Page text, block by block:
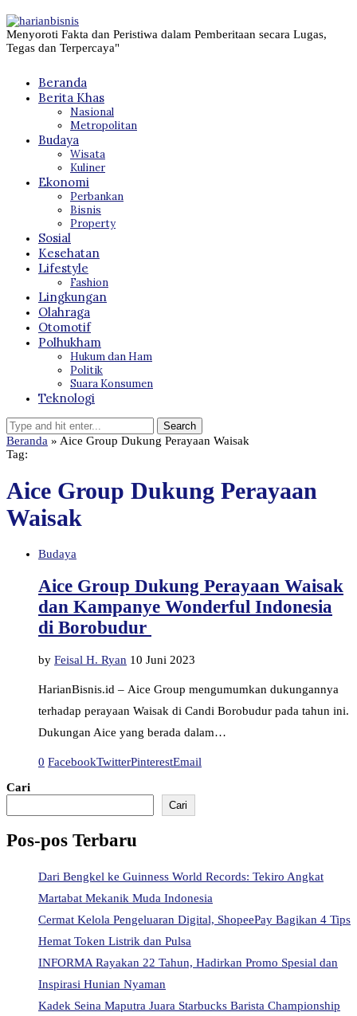
Menyoroti Fakta dan Peristiwa dalam Pemberitaan secara Lugas,
Tegas dan Terpercaya"
Beranda
Berita Khas
Nasional
Metropolitan
Budaya
Wisata
Kuliner
Ekonomi
Perbankan
Bisnis
Property
Sosial
Kesehatan
Lifestyle
Fashion
Lingkungan
Olahraga
Otomotif
Polhukham
Hukum dan Ham
Politik
Suara Konsumen
Teknologi
Beranda » Aice Group Dukung Perayaan Waisak
Tag:
Aice Group Dukung Perayaan
Waisak
Budaya
Aice Group Dukung Perayaan Waisak
dan Kampanye Wonderful Indonesia
di Borobudur
by Feisal H. Ryan 10 Juni 2023
HarianBisnis.id – Aice Group mengumumkan dukungannya
terhadap perayaan Waisak di Candi Borobudur pada tahun ini.
Dukungan Aice yang berada dalam…
0 FacebookTwitterPinterestEmail
Cari
Cari
Pos-pos Terbaru
Dari Bengkel ke Guinness World Records: Tekiro Angkat
Martabat Mekanik Muda Indonesia
Cermat Kelola Pengeluaran Digital, ShopeePay Bagikan 4 Tips
Hemat Token Listrik dan Pulsa
INFORMA Rayakan 22 Tahun, Hadirkan Promo Spesial dan
Inspirasi Hunian Nyaman
Kadek Seina Maputra Juara Starbucks Barista Championship